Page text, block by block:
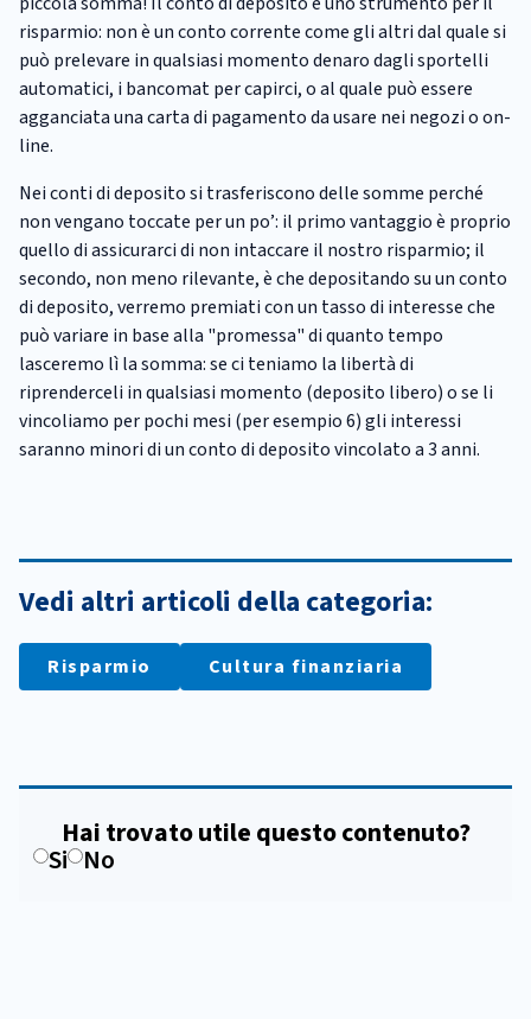
risparmio: non è un conto corrente come gli altri dal quale si
può prelevare in qualsiasi momento denaro dagli sportelli
automatici, i bancomat per capirci, o al quale può essere
agganciata una carta di pagamento da usare nei negozi o on-
line.
Nei conti di deposito si trasferiscono delle somme perché
non vengano toccate per un po’: il primo vantaggio è proprio
quello di assicurarci di non intaccare il nostro risparmio; il
secondo, non meno rilevante, è che depositando su un conto
di deposito, verremo premiati con un tasso di interesse che
può variare in base alla "promessa" di quanto tempo
lasceremo lì la somma: se ci teniamo la libertà di
riprenderceli in qualsiasi momento (deposito libero) o se li
vincoliamo per pochi mesi (per esempio 6) gli interessi
saranno minori di un conto di deposito vincolato a 3 anni.
Vedi altri articoli della categoria:
Risparmio Cultura finanziaria
Hai trovato utile questo contenuto?
Si No